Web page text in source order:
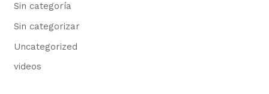
Sin categoría
Sin categorizar
Uncategorized
videos